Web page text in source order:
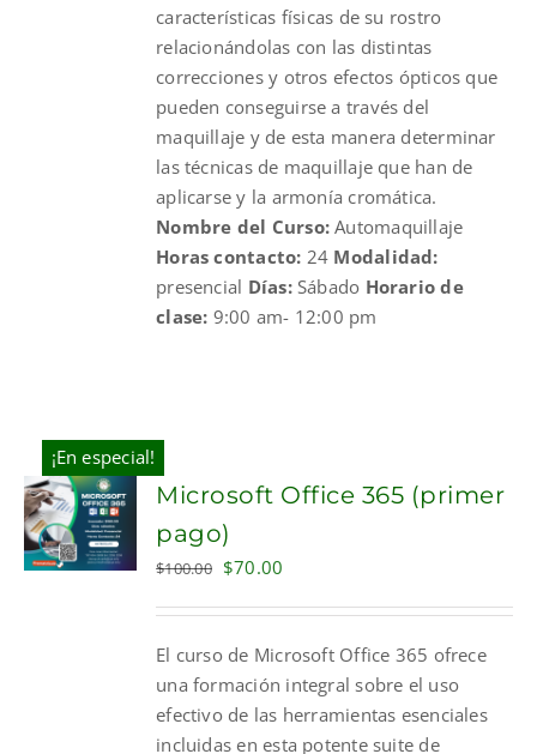
características físicas de su rostro
relacionándolas con las distintas
correcciones y otros efectos ópticos que
pueden conseguirse a través del
maquillaje y de esta manera determinar
las técnicas de maquillaje que han de
aplicarse y la armonía cromática.
Nombre del Curso:Automaquillaje
Horas contacto: 24 Modalidad:
presencial Días:Sábado Horario de
clase: 9:00 am- 12:00 pm
¡En especial!
BUY
Microsoft Office 365 (primer
pago)
$100.00 Original
$100.00.
$70.00
$70.00.
El curso de Microsoft Office 365 ofrece
una formación integral sobre el uso
efectivo de las herramientas esenciales
incluidas en esta potente suite de